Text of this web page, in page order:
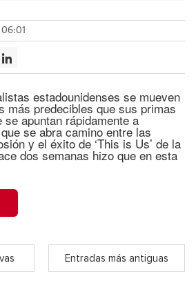
06:01
estadounidenses se mueven
más predecibles que sus primas
apuntan rápidamente a
se abra camino entre las
y el éxito de ‘This is Us’ de la
dos semanas hizo que en esta
Entradas más antiguas